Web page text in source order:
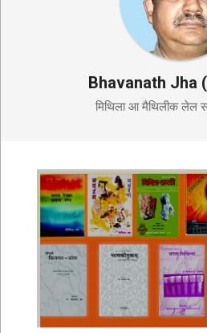
Bhavanath Jha
मिथिला आ मैथिलीक लेल